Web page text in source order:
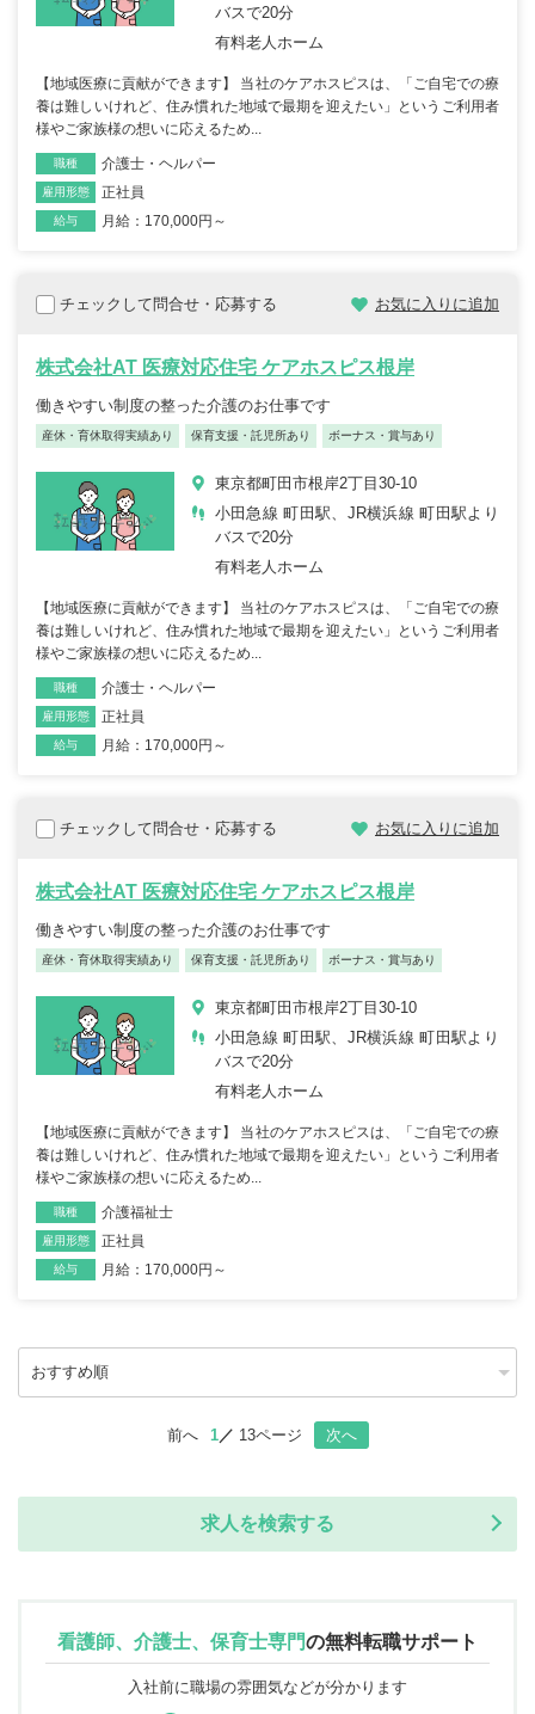
バスで20分
有料老人ホーム
【地域医療に貢献ができます】 当社のケアホスピスは、「ご自宅での療
養は難しいけれど、住み慣れた地域で最期を迎えたい」というご利用者
様やご家族様の想いに応えるため...
職種 介護士・ヘルパー
雇用形態 正社員
給与 月給：170,000円～
チェックして問合せ・応募する お気に入りに追加
株式会社AT 医療対応住宅 ケアホスピス根岸
働きやすい制度の整った介護のお仕事です
産休・育休取得実績あり 保育支援・託児所あり ボーナス・賞与あり
東京都町田市根岸2丁目30-10
小田急線 町田駅、JR横浜線 町田駅より
バスで20分
有料老人ホーム
【地域医療に貢献ができます】 当社のケアホスピスは、「ご自宅での療
養は難しいけれど、住み慣れた地域で最期を迎えたい」というご利用者
様やご家族様の想いに応えるため...
職種 介護士・ヘルパー
雇用形態 正社員
給与 月給：170,000円～
チェックして問合せ・応募する お気に入りに追加
株式会社AT 医療対応住宅 ケアホスピス根岸
働きやすい制度の整った介護のお仕事です
産休・育休取得実績あり 保育支援・託児所あり ボーナス・賞与あり
東京都町田市根岸2丁目30-10
小田急線 町田駅、JR横浜線 町田駅より
バスで20分
有料老人ホーム
【地域医療に貢献ができます】 当社のケアホスピスは、「ご自宅での療
養は難しいけれど、住み慣れた地域で最期を迎えたい」というご利用者
様やご家族様の想いに応えるため...
職種 介護福祉士
雇用形態 正社員
給与 月給：170,000円～
前へ 1 13ページ 次へ
求人を検索する
看護師、介護士、保育士専門の無料転職サポート
入社前に職場の雰囲気などが分かります